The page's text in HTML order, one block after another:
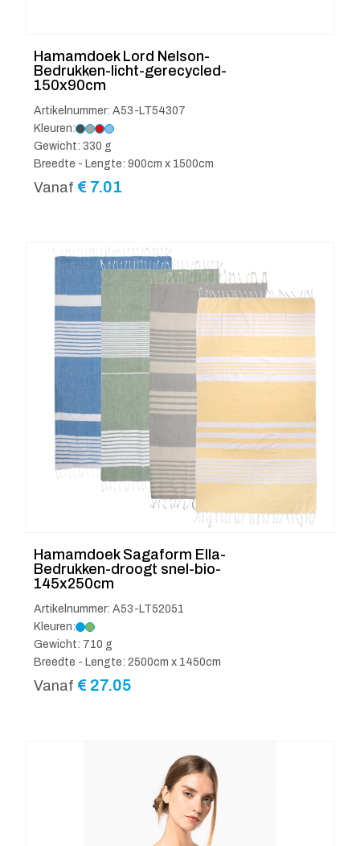
Hamamdoek Lord Nelson-
Bedrukken-licht-gerecycled-
150x90cm
Artikelnummer: A53-LT54307
Kleuren:
Gewicht: 330 g
Breedte - Lengte: 900cm x 1500cm
Vanaf € 7.01
Hamamdoek Sagaform Ella-
Bedrukken-droogt snel-bio-
145x250cm
Artikelnummer: A53-LT52051
Kleuren:
Gewicht: 710 g
Breedte - Lengte: 2500cm x 1450cm
Vanaf € 27.05